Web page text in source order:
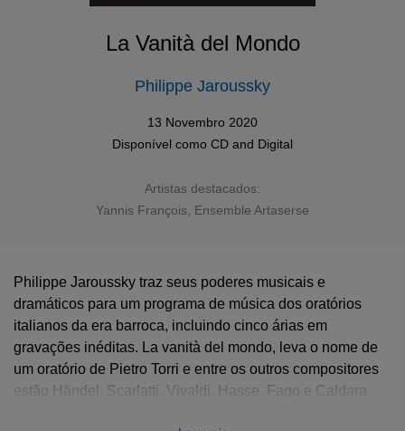
La Vanità del Mondo
Philippe Jaroussky
13 Novembro 2020
Disponível como CD and Digital
Artistas destacados:
Yannis François, Ensemble Artaserse
Philippe Jaroussky traz seus poderes musicais e
dramáticos para um programa de música dos oratórios
italianos da era barroca, incluindo cinco árias em
gravações inéditas. La vanità del mondo, leva o nome de
um oratório de Pietro Torri e entre os outros compositores
estão Händel, Scarlatti, Vivaldi, Hasse, Fago e Caldara.